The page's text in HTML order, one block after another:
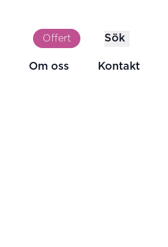
Offert Sök
Om oss Kontakt